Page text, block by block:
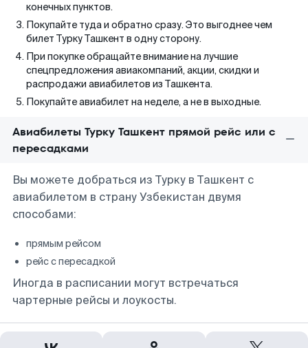
конечных пунктов.
Покупайте туда и обратно сразу. Это выгоднее чем
билет Турку Ташкент в одну сторону.
При покупке обращайте внимание на лучшие
спецпредложения авиакомпаний, акции, скидки и
распродажи авиабилетов из Ташкента.
Покупайте авиабилет на неделе, а не в выходные.
Авиабилеты Турку Ташкент прямой рейс или с
пересадками
Вы можете добраться из Турку в Ташкент с
авиабилетом в страну Узбекистан двумя
способами:
прямым рейсом
рейс с пересадкой
Иногда в расписании могут встречаться
чартерные рейсы и лоукосты.